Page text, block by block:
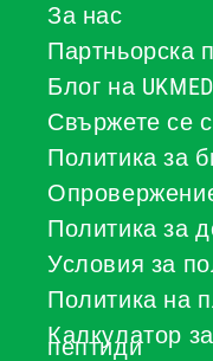
За нас
Партньорска
Блог на
Свържете се
Политика за
Политика за
Условия за
Политика на
Калкулатор
пептиди